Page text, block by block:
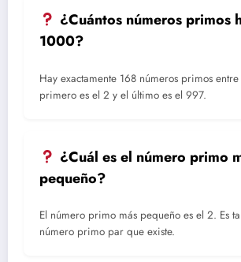
¿Cuántos números primos
1000?
Hay exactamente 168 números primos
primero es el 2 y el último es el 997.
¿Cuál es el número primo
pequeño?
El número primo más pequeño es el 2. Es
número primo par que existe.